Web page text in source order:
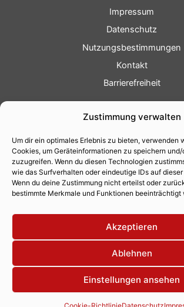
Zustimmung verwalten
Um dir ein optimales Erlebnis zu bieten, verwenden
Cookies, um Geräteinformationen zu speichern
zuzugreifen. Wenn du diesen Technologien
wie das Surfverhalten oder eindeutige IDs auf
Wenn du deine Zustimmung nicht erteilst oder
bestimmte Merkmale und Funktionen beeinträchtigt
Akzeptieren
Ablehnen
Einstellungen ansehen
Impressum
Datenschutz
Nutzungsbestimmungen
Kontakt
Barrierefreiheit
Fotoservice
Videoservice
Werbung
Contenterstellung
Lokalnachrichten
Lokalfernsehen
Eventkalender